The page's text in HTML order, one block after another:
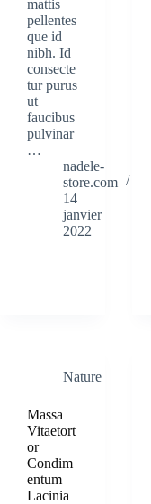
mattis
pellentes
que id
nibh. Id
consecte
tur purus
ut
faucibus
pulvinar
…
nadele-
store.com
14
janvier
2022
Nature
Massa
Vitaetort
or
Condim
entum
Lacinia